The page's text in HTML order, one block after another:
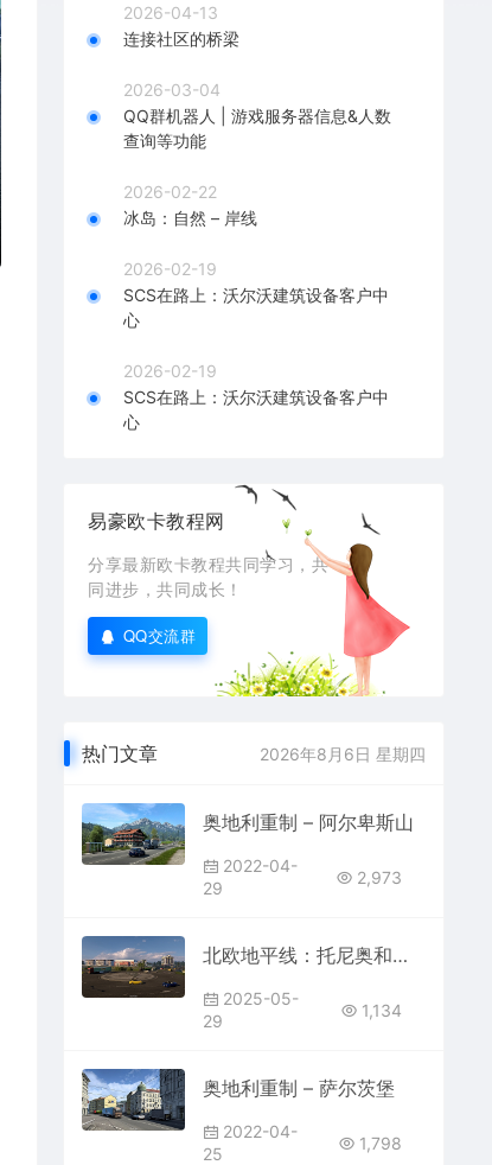
2026-04-13
连接社区的桥梁
2026-03-04
QQ群机器人 | 游戏服务器信息&人数
查询等功能
2026-02-22
冰岛：自然 – 岸线
2026-02-19
SCS在路上：沃尔沃建筑设备客户中
心
2026-02-19
SCS在路上：沃尔沃建筑设备客户中
心
易豪欧卡教程网
分享最新欧卡教程共同学习，共
同进步，共同成长！
QQ交流群
热门文章 2026年8月6日 星期四
奥地利重制 – 阿尔卑斯山
2022-04-
29
2,973
北欧地平线：托尼奥和哈帕兰达
2025-05-
29
1,134
奥地利重制 – 萨尔茨堡
2022-04-
25
1,798